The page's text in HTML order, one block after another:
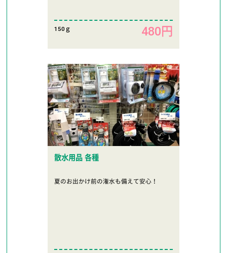
150ｇ 480円
散水用品 各種
夏のお出かけ前の潅水も備えて安心！